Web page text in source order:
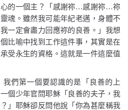
的一個主？「感謝祢…感謝祢…祢
魂。雖然我可能年紀老邁，身體不
一定會盡力回應祢的良善。」我想
比喻中找到工作這件事，其實是在
受永生的資格。這就是一件這麼值
我們第一個要認識的是「良善的上
個少年官問耶穌「 良善的夫子，我
」耶穌卻反問他說「 你為甚麼稱我